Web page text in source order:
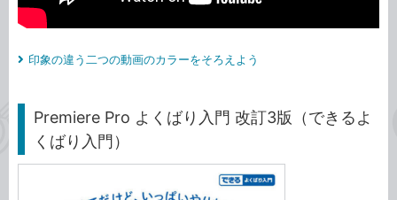
印象の違う二つの動画のカラーをそろえよう
Premiere Pro よくばり入門 改訂3版（できるよ
くばり入門）